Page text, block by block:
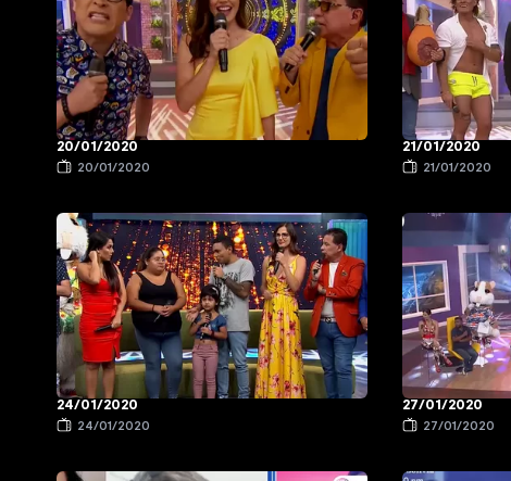
20/01/2020
20/01/2020
21/01/2020
21/01/2020
24/01/2020
24/01/2020
27/01/2020
27/01/2020